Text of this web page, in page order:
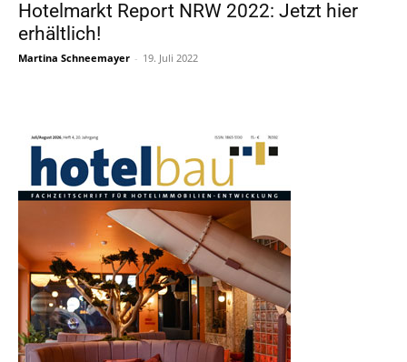
Hotelmarkt Report NRW 2022: Jetzt hier
erhältlich!
Martina Schneemayer - 19. Juli 2022